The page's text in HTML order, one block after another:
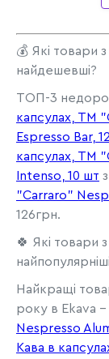
💰 Які товари
найдешевші?
ТОП-3
капсулах, ТМ
Espresso Bar,
капсулах, ТМ
Intenso, 10 шт
"Carraro"
126грн.
🍀 Які товари
Найкращі
року в Ekava -
Nespresso
Кава в